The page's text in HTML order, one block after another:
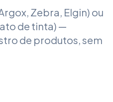
Zebra, Elgin) ou
de tinta) —
de produtos, sem